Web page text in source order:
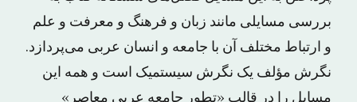
بررسی مسایلی مانند زبان و فرهنگ و معرفت و علم
و ارتباط مختلف آن با جامعه و انسان عربی می‌پردازد.
نگرش مؤلف یک نگرش سیستمیک است و همه این
مسایل را در قالب «تطور جامعه عربی معاصر»